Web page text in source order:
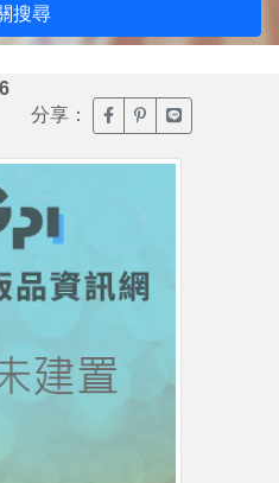
搜尋
分享： 臉書分享(另開新視窗)
噗浪分享(另開新
Line分享(另